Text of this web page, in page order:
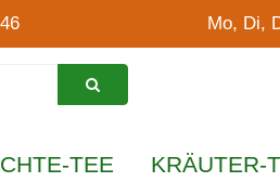
Mo, Di,
TEE KRÄUTER-